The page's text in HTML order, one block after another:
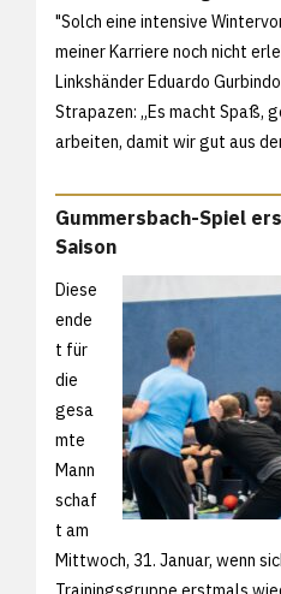
"Solch eine intensive
meiner Karriere noch nicht
Linkshänder Eduardo
Strapazen: „Es macht Spaß,
arbeiten, damit wir gut aus
Gummersbach-Spiel
Saison
Diese
ende
t für
die
gesa
mte
Mann
schaf
t am
Mittwoch, 31. Januar, wenn